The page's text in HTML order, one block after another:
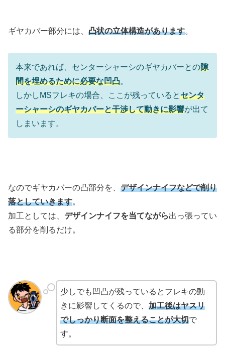
ギヤカバー部分には、 凸状の立体構造があります。
本来であれば、センターシャーシのギヤカバーとの隙
間を埋めるために必要な凹凸。
しかしMSフレキの場合、ここが残っているとセンタ
ーシャーシのギヤカバーと干渉して動きに影響が出て
しまいます。
なのでギヤカバーの凸部分を、 デザインナイフなどで削り
落としていきます。
加工としては、 デザインナイフを当てながら出っ張ってい
る部分を削るだけ。
少しでも凹凸が残っているとフレキの動
きに影響してくるので、 加工後はヤスリ
でしっかり断面を整えることが大切で
す。